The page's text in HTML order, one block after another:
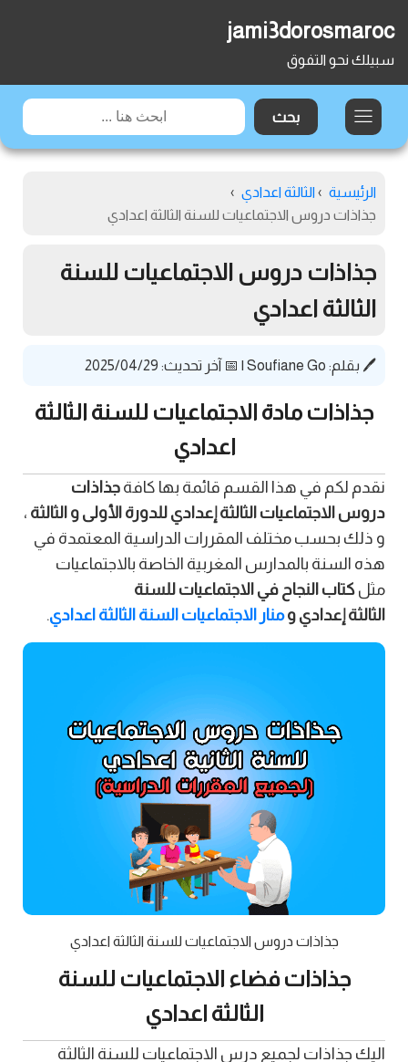
jami3dorosmaroc
سبيلك نحو التفوق
الرئيسية › الثالثة اعدادي ›
جذاذات دروس الاجتماعيات للسنة الثالثة اعدادي
جذاذات دروس الاجتماعيات للسنة
الثالثة اعدادي
🖊️ بقلم: Soufiane Go
| 📅 آخر تحديث: 2025/04/29
جذاذات مادة الاجتماعيات للسنة الثالثة
اعدادي
نقدم لكم في هذا القسم قائمة بها كافة جذاذات
دروس الاجتماعيات الثالثة إعدادي للدورة الأولى و الثالثة ،
و ذلك بحسب مختلف المقررات الدراسية المعتمدة في
هذه السنة بالمدارس المغربية الخاصة بالاجتماعيات
مثل كتاب النجاح في الاجتماعيات للسنة
الثالثة إعدادي ومنار الاجتماعيات السنة الثالثة اعدادي.
جذاذات دروس الاجتماعيات للسنة الثالثة اعدادي
جذاذات فضاء الاجتماعيات للسنة
الثالثة اعدادي
اليك جذاذات لجميع درس الاجتماعيات للسنة الثالثة